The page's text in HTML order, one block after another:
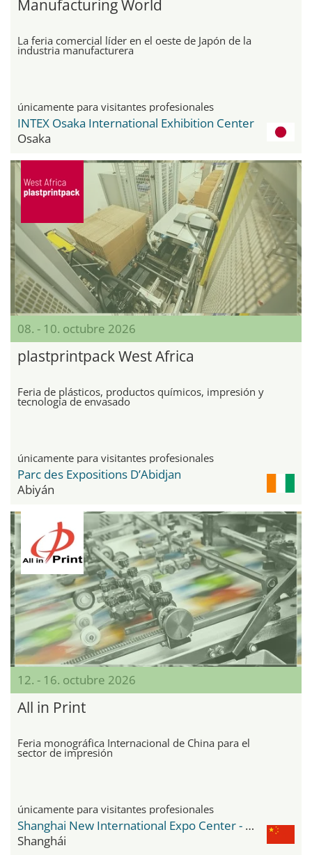
Manufacturing World
La feria comercial líder en el oeste de Japón de la
industria manufacturera
únicamente para visitantes profesionales
INTEX Osaka International Exhibition Center
Osaka
08. - 10. octubre 2026
plastprintpack West Africa
Feria de plásticos, productos químicos, impresión y
tecnología de envasado
únicamente para visitantes profesionales
Parc des Expositions D’Abidjan
Abiyán
12. - 16. octubre 2026
All in Print
Feria monográfica Internacional de China para el
sector de impresión
únicamente para visitantes profesionales
Shanghai New International Expo Center - SNIEC
Shanghái